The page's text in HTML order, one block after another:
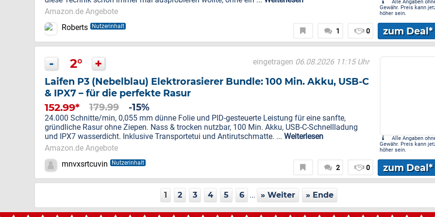
Amazon.de Angebote
Alle Angaben
Gewähr. Preis kann
höher sein.
Roberts Nutzerinhalt
1 0 zum Deal*
- 2° + eingetragen 06.08.2026 11:15 Uhr
Laifen P3 (Nebelblau) Elektrorasierer Bundle: 100 Min. Akku, USB-C
& IPX7 – für die perfekte Rasur
152.99* 179.99 -15%
24.000 Schnitte/min, 0,055 mm dünne Folie und PID-gesteuerte Leistung für eine sanfte,
gründliche Rasur ohne Ziepen. Nass & trocken nutzbar, 100 Min. Akku, USB-C-Schnellladung
und IPX7 wasserdicht. Inklusive Transportetui und Antirutschmatte. ... Weiterlesen
Amazon.de Angebote
Alle Angaben
Gewähr. Preis kann
höher sein.
mnvxsrtcuvin Nutzerinhalt
2 0 zum Deal*
1 2 3 4 5 6 ... » Weiter » Ende